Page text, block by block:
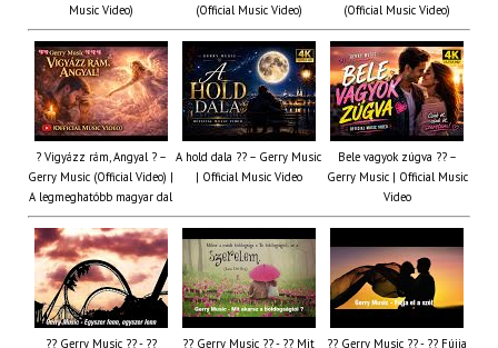
Music Video)
(Official Music Video)
(Official Music Video)
? Vigyázz rám, Angyal ? –
Gerry Music (Official Video) |
A legmeghatóbb magyar dal
A hold dala ?? – Gerry Music
| Official Music Video
Bele vagyok zúgva ?? –
Gerry Music | Official Music
Video
?? Gerry Music ?? - ??
?? Gerry Music ?? - ?? Mit
?? Gerry Music ?? - ?? Fújja